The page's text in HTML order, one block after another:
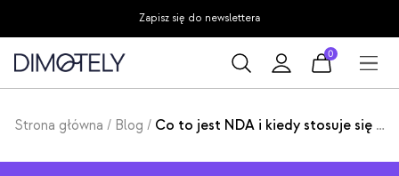
do
treści
Zapisz się do newslettera
0
Strona główna / Blog / Co to jest NDA i kiedy stosuje się umowę o zachowaniu poufności